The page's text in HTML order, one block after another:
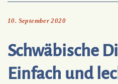
10. September 2020
Schwäbische
Einfach und